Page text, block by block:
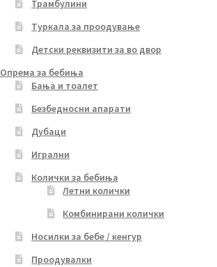
Трамбулини
Туркала за проодување
Детски реквизити за во двор
Опрема за бебиња
Бања и тоалет
Безбедносни апарати
Дубаци
Игрални
Колички за бебиња
Летни колички
Комбинирани колички
Носилки за бебе / кенгур
Проодувалки